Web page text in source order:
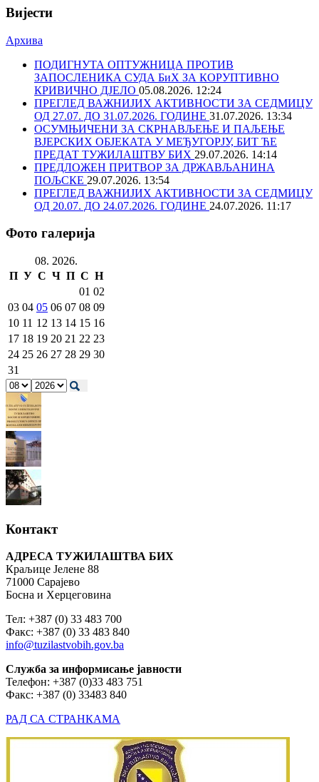
Вијести
Архива
ПОДИГНУТА ОПТУЖНИЦА ПРОТИВ
ЗАПОСЛЕНИКА СУДА БиХ ЗА КОРУПТИВНО
КРИВИЧНО ДЈЕЛО 05.08.2026. 12:24
ПРЕГЛЕД ВАЖНИЈИХ АКТИВНОСТИ ЗА СЕДМИЦУ
ОД 27.07. ДО 31.07.2026. ГОДИНЕ 31.07.2026. 13:34
ОСУМЊИЧЕНИ ЗА СКРНАВЉЕЊЕ И ПАЉЕЊЕ
ВЈЕРСКИХ ОБЈЕКАТА У МЕЂУГОРЈУ, БИТ ЋЕ
ПРЕДАТ ТУЖИЛАШТВУ БИХ 29.07.2026. 14:14
ПРЕДЛОЖЕН ПРИТВОР ЗА ДРЖАВЉАНИНА
ПОЉСКЕ 29.07.2026. 13:54
ПРЕГЛЕД ВАЖНИЈИХ АКТИВНОСТИ ЗА СЕДМИЦУ
ОД 20.07. ДО 24.07.2026. ГОДИНЕ 24.07.2026. 11:17
Фото галерија
08. 2026.
П У С Ч П С Н
01 02
03 04 05 06 07 08 09
10 11 12 13 14 15 16
17 18 19 20 21 22 23
24 25 26 27 28 29 30
31
Контакт
АДРЕСА ТУЖИЛАШТВА БИХ
Краљице Јелене 88
71000 Сарајево
Босна и Херцеговина
Тел: +387 (0) 33 483 700
Факс: +387 (0) 33 483 840
info@tuzilastvobih.gov.ba
Служба за информисање јавности
Телефон: +387 (0)33 483 751
Факс: +387 (0) 33483 840
РАД СА СТРАНКАМА